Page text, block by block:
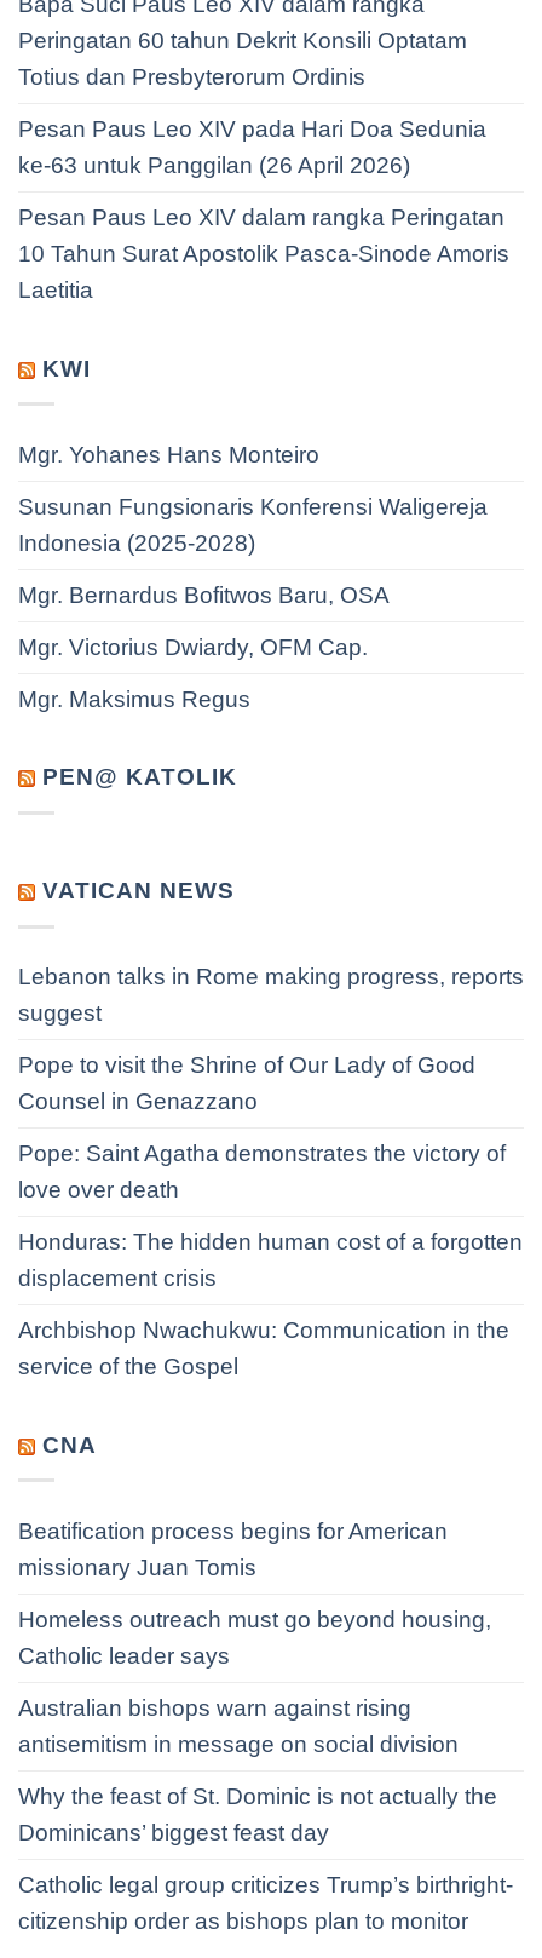
Peringatan 60 tahun Dekrit Konsili Optatam
Totius dan Presbyterorum Ordinis
Pesan Paus Leo XIV pada Hari Doa Sedunia
ke-63 untuk Panggilan (26 April 2026)
Pesan Paus Leo XIV dalam rangka Peringatan
10 Tahun Surat Apostolik Pasca-Sinode Amoris
Laetitia
KWI
Mgr. Yohanes Hans Monteiro
Susunan Fungsionaris Konferensi Waligereja
Indonesia (2025-2028)
Mgr. Bernardus Bofitwos Baru, OSA
Mgr. Victorius Dwiardy, OFM Cap.
Mgr. Maksimus Regus
PEN@ KATOLIK
VATICAN NEWS
Lebanon talks in Rome making progress, reports
suggest
Pope to visit the Shrine of Our Lady of Good
Counsel in Genazzano
Pope: Saint Agatha demonstrates the victory of
love over death
Honduras: The hidden human cost of a forgotten
displacement crisis
Archbishop Nwachukwu: Communication in the
service of the Gospel
CNA
Beatification process begins for American
missionary Juan Tomis
Homeless outreach must go beyond housing,
Catholic leader says
Australian bishops warn against rising
antisemitism in message on social division
Why the feast of St. Dominic is not actually the
Dominicans’ biggest feast day
Catholic legal group criticizes Trump’s birthright-
citizenship order as bishops plan to monitor